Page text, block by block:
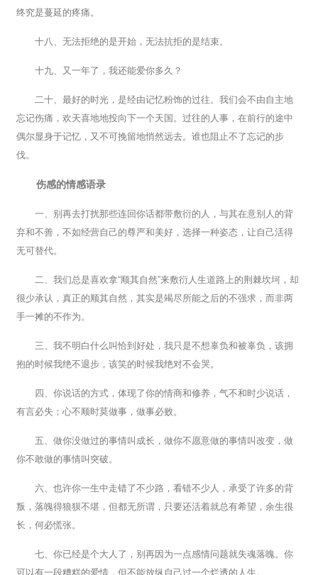
终究是蔓延的疼痛。
十八、无法拒绝的是开始，无法抗拒的是结束。
十九、又一年了，我还能爱你多久？
二十、最好的时光，是经由记忆粉饰的过往。我们会不由自主地
忘记伤痛，欢天喜地地投向下一个天国。过往的人事，在前行的途中
偶尔显身于记忆，又不可挽留地悄然远去。谁也阻止不了忘记的步
伐。
伤感的情感语录
一、别再去打扰那些连回你话都带敷衍的人，与其在意别人的背
弃和不善，不如经营自己的尊严和美好，选择一种姿态，让自己活得
无可替代。
二、我们总是喜欢拿“顺其自然”来敷衍人生道路上的荆棘坎坷，却
很少承认，真正的顺其自然，其实是竭尽所能之后的不强求，而非两
手一摊的不作为。
三、我不明白什么叫恰到好处，我只是不想辜负和被辜负，该拥
抱的时候我绝不退步，该笑的时候我绝对不会哭。
四、你说话的方式，体现了你的情商和修养，气不和时少说话，
有言必失；心不顺时莫做事，做事必败。
五、做你没做过的事情叫成长，做你不愿意做的事情叫改变，做
你不敢做的事情叫突破。
六、也许你一生中走错了不少路，看错不少人，承受了许多的背
叛，落魄得狼狈不堪，但都无所谓，只要还活着就总有希望，余生很
长，何必慌张。
七、你已经是个大人了，别再因为一点感情问题就失魂落魄。你
可以有一段糟糕的爱情，但不能放纵自己过一个烂透的人生。